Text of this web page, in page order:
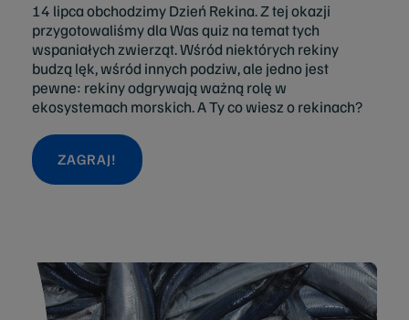
14 lipca obchodzimy Dzień Rekina. Z tej okazji
przygotowaliśmy dla Was quiz na temat tych
wspaniałych zwierząt. Wśród niektórych rekiny
budzą lęk, wśród innych podziw, ale jedno jest
pewne: rekiny odgrywają ważną rolę w
ekosystemach morskich. A Ty co wiesz o rekinach?
ZAGRAJ!